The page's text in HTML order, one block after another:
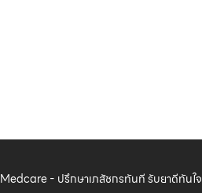
Medcare - ปรึกษาเภสัชกรทันที รับยาดีทันใจ